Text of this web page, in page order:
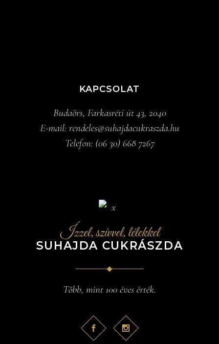
KAPCSOLAT
Budaörs, Farkasréti út 43, 2040
E-mail: rendeles@suhajdacukraszda.hu
Telefon: (06 30) 668 7267
Ízzel, szívvel, lélekkel
SUHAJDA CUKRÁSZDA
Több, mint 100 éves érték.